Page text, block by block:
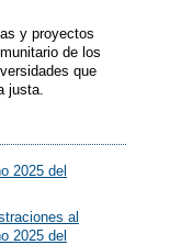
y proyectos
de los
que
justa.
2025 del
al
2025 del